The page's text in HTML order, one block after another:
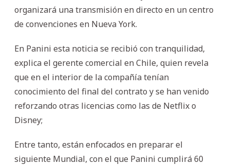
organizará una transmisión en directo en un centro
de convenciones en Nueva York.
En Panini esta noticia se recibió con tranquilidad,
explica el gerente comercial en Chile, quien revela
que en el interior de la compañía tenían
conocimiento del final del contrato y se han venido
reforzando otras licencias como las de Netflix o
Disney;
Entre tanto, están enfocados en preparar el
siguiente Mundial, con el que Panini cumplirá 60